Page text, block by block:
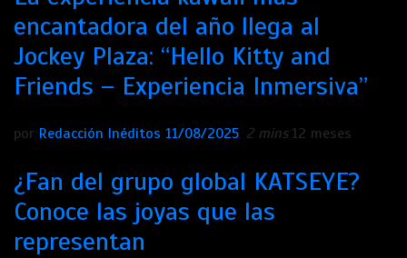
encantadora del año llega al
Jockey Plaza: “Hello Kitty and
Friends – Experiencia Inmersiva”
por Redacción Inéditos 11/08/2025 2 mins 12 meses
¿Fan del grupo global KATSEYE?
Conoce las joyas que las
representan